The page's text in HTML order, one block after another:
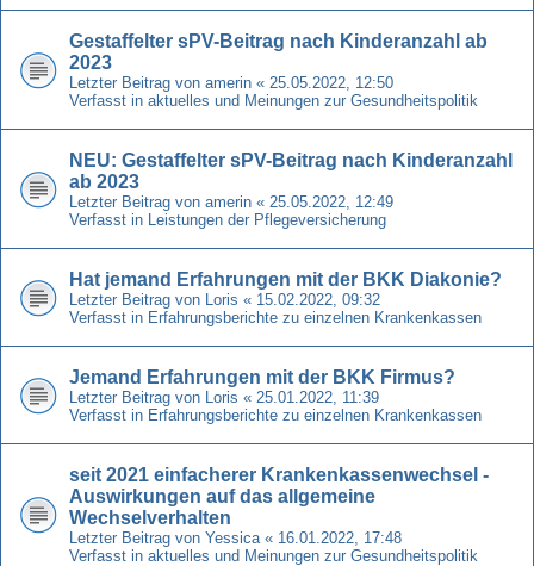
Gestaffelter sPV-Beitrag nach Kinderanzahl ab
2023
Letzter Beitrag von amerin « 25.05.2022, 12:50
Verfasst in aktuelles und Meinungen zur Gesundheitspolitik
NEU: Gestaffelter sPV-Beitrag nach Kinderanzahl
ab 2023
Letzter Beitrag von amerin « 25.05.2022, 12:49
Verfasst in Leistungen der Pflegeversicherung
Hat jemand Erfahrungen mit der BKK Diakonie?
Letzter Beitrag von Loris « 15.02.2022, 09:32
Verfasst in Erfahrungsberichte zu einzelnen Krankenkassen
Jemand Erfahrungen mit der BKK Firmus?
Letzter Beitrag von Loris « 25.01.2022, 11:39
Verfasst in Erfahrungsberichte zu einzelnen Krankenkassen
seit 2021 einfacherer Krankenkassenwechsel -
Auswirkungen auf das allgemeine
Wechselverhalten
Letzter Beitrag von Yessica « 16.01.2022, 17:48
Verfasst in aktuelles und Meinungen zur Gesundheitspolitik